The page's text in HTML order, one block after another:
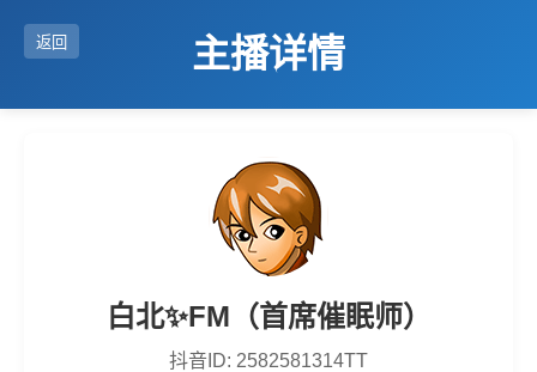
返回 主播详情
白北✨FM（首席催眠师）
抖音ID: 2582581314TT